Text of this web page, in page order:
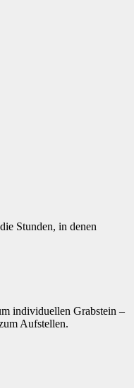
Stunden, in denen
individuellen Grabstein –
Aufstellen.